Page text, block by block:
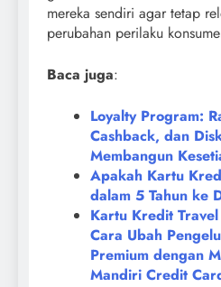
mereka sendiri agar tetap
perubahan perilaku
Baca juga:
Loyalty Program:
Cashback, dan
Membangun
Apakah Kartu
dalam 5 Tahun ke
Kartu Kredit
Cara Ubah
Premium dengan
Mandiri Credit